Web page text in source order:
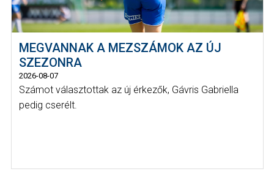
MEGVANNAK A MEZSZÁMOK AZ ÚJ
SZEZONRA
2026-08-07
Számot választottak az új érkezők, Gávris Gabriella
pedig cserélt.